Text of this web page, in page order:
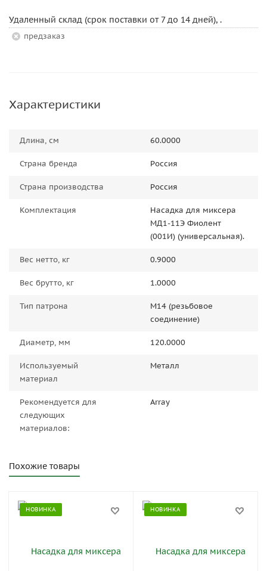
Удаленный склад (срок поставки от 7 до 14 дней), .
Предзаказ
Характеристики
Длина, см 60.0000
Страна бренда Россия
Страна производства Россия
Комплектация
Насадка для миксера
МД1-11Э Фиолент
(001И) (универсальная).
Вес нетто, кг 0.9000
Вес брутто, кг 1.0000
Тип патрона
М14 (резьбовое
соединение)
Диаметр, мм 120.0000
Используемый
материал
Металл
Рекомендуется для
следующих
материалов:
Array
Похожие товары
НОВИНКА НОВИНКА